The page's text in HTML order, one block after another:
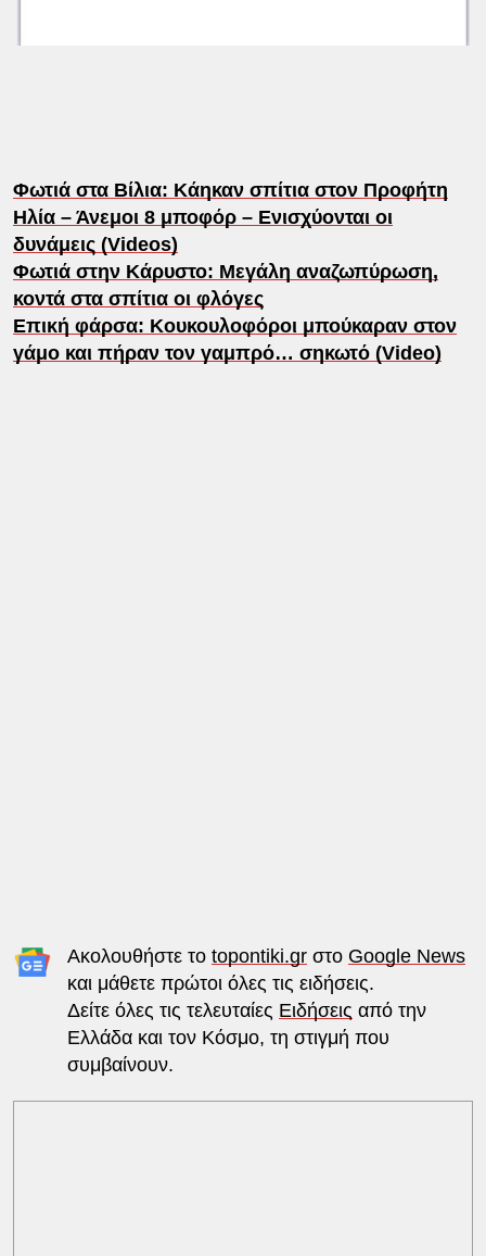
Φωτιά στα Βίλια: Κάηκαν σπίτια στον Προφήτη
Ηλία – Άνεμοι 8 μποφόρ – Ενισχύονται οι
δυνάμεις (Videos)
Φωτιά στην Κάρυστο: Μεγάλη αναζωπύρωση,
κοντά στα σπίτια οι φλόγες
Επική φάρσα: Κουκουλοφόροι μπούκαραν στον
γάμο και πήραν τον γαμπρό… σηκωτό (Video)
Ακολουθήστε το topontiki.grστο Google News
και μάθετε πρώτοι όλες τις ειδήσεις.
Δείτε όλες τις τελευταίες Ειδήσεις από την
Ελλάδα και τον Κόσμο, τη στιγμή που
συμβαίνουν.